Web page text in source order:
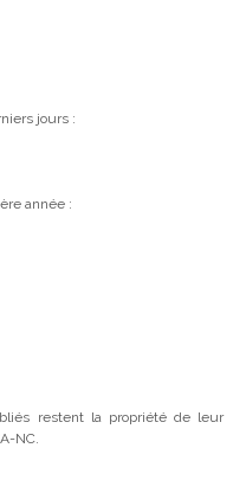
jours :
année :
restent la propriété de leur
NC.